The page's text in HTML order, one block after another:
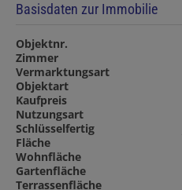
Basisdaten zur Immobilie
Objektnr.
Zimmer
Vermarktungsart
Objektart
Kaufpreis
Nutzungsart
Schlüsselfertig
Fläche
Wohnfläche
Gartenfläche
Terrassenfläche